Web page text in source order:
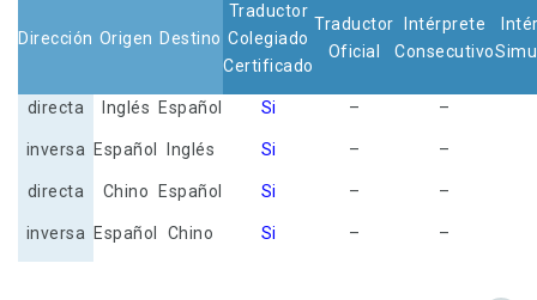
Dirección Origen Destino
Traductor
Colegiado
Certificado
Traductor
Oficial
Intérprete
Consecutivo
directa Inglés Español Si – –
inversa Español Inglés Si – –
directa Chino Español Si – –
inversa Español Chino Si – –